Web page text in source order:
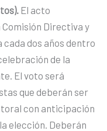
El acto
Directiva y
cada dos años dentro
de la
El voto será
que deberán ser
con anticipación
elección. Deberán